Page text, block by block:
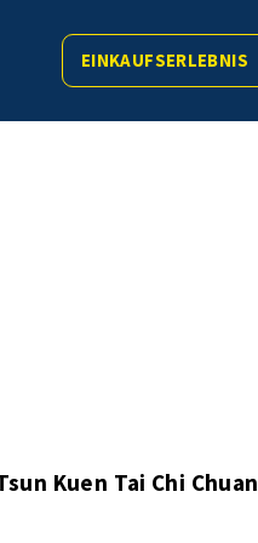
EINKAUFSERLEBNIS
Kuen Tai Chi Chuan